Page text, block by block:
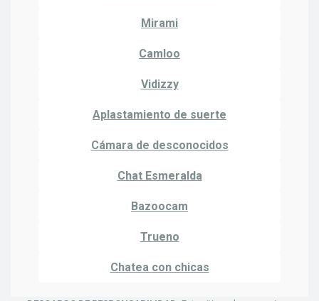
Mirami
Camloo
Vidizzy
Aplastamiento de suerte
Cámara de desconocidos
Chat Esmeralda
Bazoocam
Trueno
Chatea con chicas